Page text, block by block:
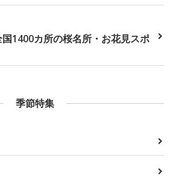
1400カ所の桜名所・お花見スポ
季節特集